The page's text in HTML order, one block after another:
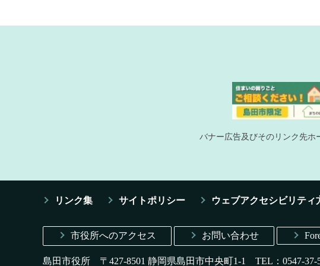
バナー広告及びそのリンク先ホ
リンク集 サイトポリシー ウェブアクセシビリティ
市役所へのアクセス お問い合わせ
島田市役所 〒427-8501 静岡県島田市中央町1-1 TEL：0547-37-